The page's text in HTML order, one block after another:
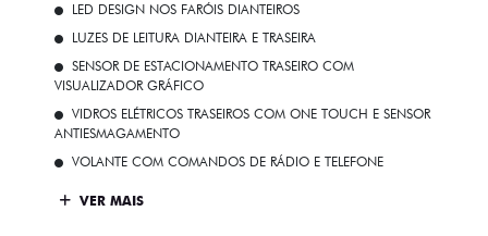
LED DESIGN NOS FARÓIS DIANTEIROS
LUZES DE LEITURA DIANTEIRA E TRASEIRA
SENSOR DE ESTACIONAMENTO TRASEIRO COM
VISUALIZADOR GRÁFICO
VIDROS ELÉTRICOS TRASEIROS COM ONE TOUCH E SENSOR
ANTIESMAGAMENTO
VOLANTE COM COMANDOS DE RÁDIO E TELEFONE
VER MAIS